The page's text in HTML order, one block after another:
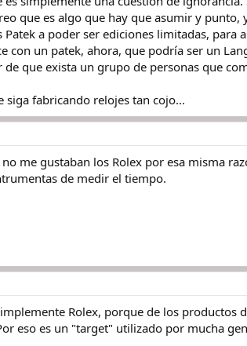
que es algo que hay que asumir y
a poder ser ediciones limitadas, para
con un patek, ahora, que podría ser un
de que exista un grupo de personas que
siga fabricando relojes tan cojo...
me gustaban los Rolex por esa misma
de medir el tiempo.
Rolex, porque de los
eso es un "target" utilizado por mucha